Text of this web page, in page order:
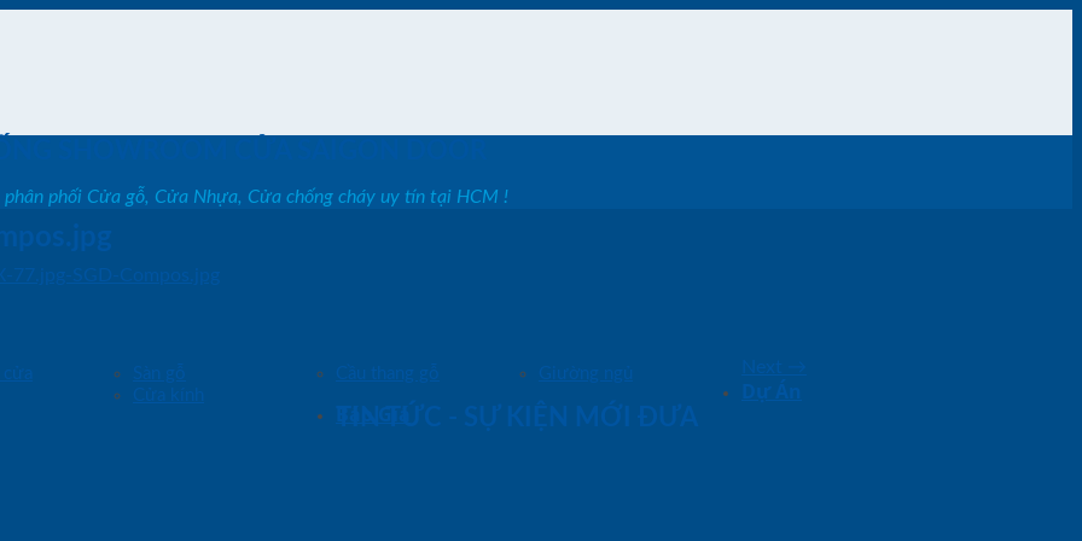
Sàn gỗ Cầu thang gỗ
Giường ngủ
Cửa kính
Dự Án
Báo Giá
phân phối Cửa gỗ, Cửa Nhựa, Cửa chống cháy uy tín tại HCM !
77.jpg-SGD-Compos.jpg
Next
→
TIN TỨC - SỰ KIỆN MỚI ĐƯA